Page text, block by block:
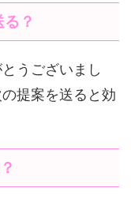
？
うございまし
提案を送ると効